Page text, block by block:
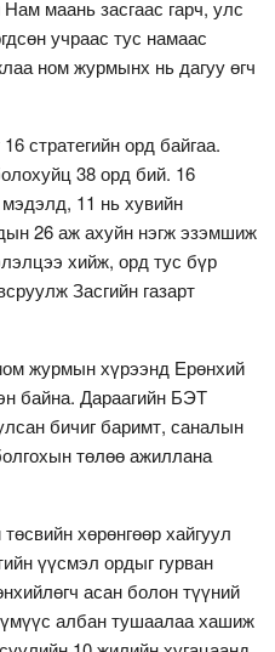
маань засгаас гарч, улс
учраас тус намаас
ном журмынх нь дагуу өгч
стратегийн орд байгаа.
38 орд бий. 16
11 нь хувийн
26 аж ахуйн нэгж эзэмшиж
хийж, орд тус бүр
Засгийн газарт
журмын хүрээнд Ерөнхий
байна. Дараагийн БЭТ
бичиг баримт, саналын
төлөө ажиллана
хөрөнгөөр хайгуул
үүсмэл ордыг гурван
асан болон түүний
албан тушаалаа хашиж